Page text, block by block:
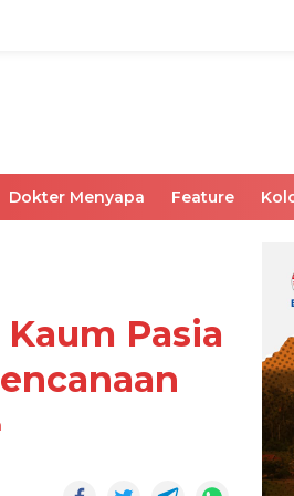
Dokter Menyapa Feature
Pasia